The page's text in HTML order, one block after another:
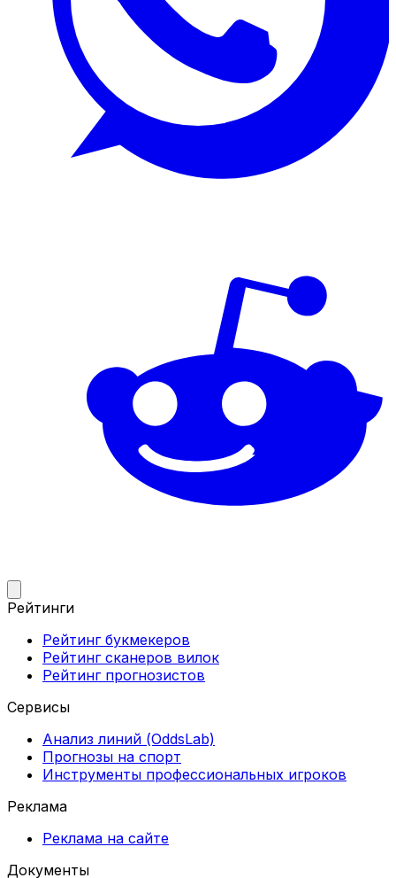
Рейтинги
Рейтинг букмекеров
Рейтинг сканеров вилок
Рейтинг прогнозистов
Сервисы
Анализ линий (OddsLab)
Прогнозы на спорт
Инструменты профессиональных игроков
Реклама
Реклама на сайте
Документы